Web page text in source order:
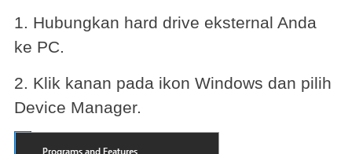
1. Hubungkan hard drive eksternal Anda
ke PC.
2. Klik kanan pada ikon Windows dan pilih
Device Manager.